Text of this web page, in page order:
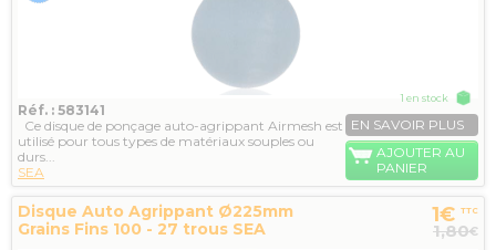
Réf. : 583141
Ce disque de ponçage auto-agrippant Airmesh est
utilisé pour tous types de matériaux souples ou
durs...
SEA
1 en stock
EN SAVOIR PLUS
AJOUTER AU
PANIER
Disque Auto Agrippant Ø225mm
Grains Fins 100 - 27 trous SEA
1€ TTC
1,80€